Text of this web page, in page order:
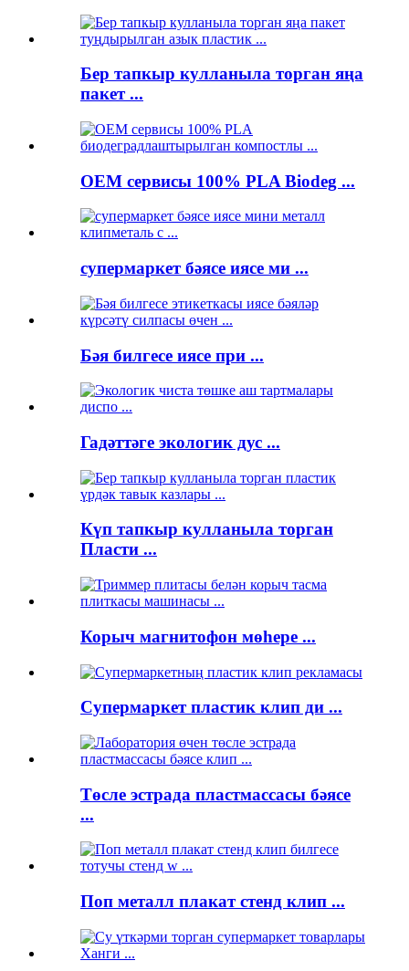
Бер тапкыр кулланыла торган яңа
пакет ...
OEM сервисы 100% PLA Biodeg ...
супермаркет бәясе иясе ми ...
Бәя билгесе иясе при ...
Гадәттәге экологик дус ...
Күп тапкыр кулланыла торган
Пласти ...
Корыч магнитофон мөһере ...
Супермаркет пластик клип ди ...
Төсле эстрада пластмассасы бәясе
...
Поп металл плакат стенд клип ...